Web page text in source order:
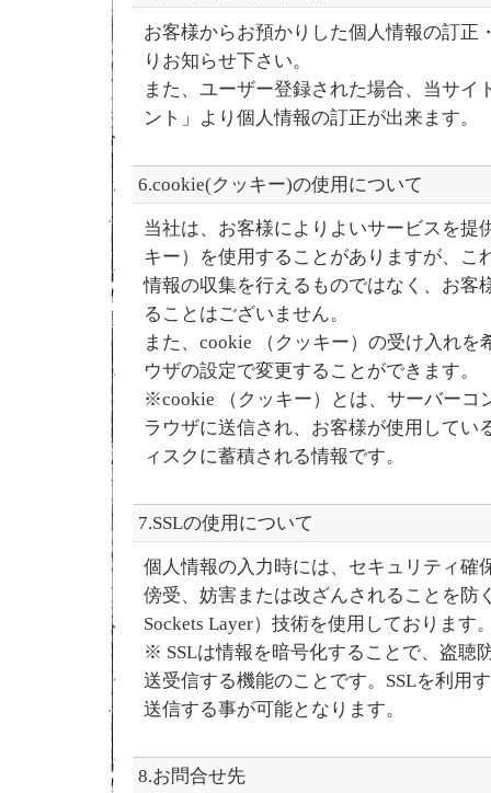
お客様からお預かりした個人情報の訂正
りお知らせ下さい。
また、ユーザー登録された場合、当サイ
ント」より個人情報の訂正が出来ます。
6.cookie(クッキー)の使用について
当社は、お客様によりよいサービスを提
キー）を使用することがありますが、こ
情報の収集を行えるものではなく、お客
ることはございません。
また、cookie （クッキー）の受け入れを
ウザの設定で変更することができます。
※cookie （クッキー）とは、サーバーコ
ラウザに送信され、お客様が使用してい
ィスクに蓄積される情報です。
7.SSLの使用について
個人情報の入力時には、セキュリティ確
傍受、妨害または改ざんされることを防
Sockets Layer）技術を使用しております
※ SSLは情報を暗号化することで、盗聴
送受信する機能のことです。SSLを利用
送信する事が可能となります。
8.お問合せ先